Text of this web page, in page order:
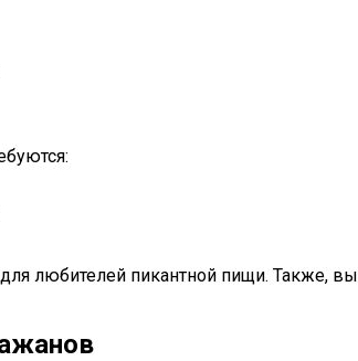
любителей пикантной пищи. Также,